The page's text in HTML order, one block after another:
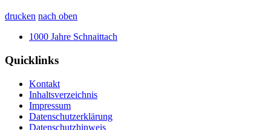
drucken nach oben
1000 Jahre Schnaittach
Quicklinks
Kontakt
Inhaltsverzeichnis
Impressum
Datenschutzerklärung
Datenschutzhinweis